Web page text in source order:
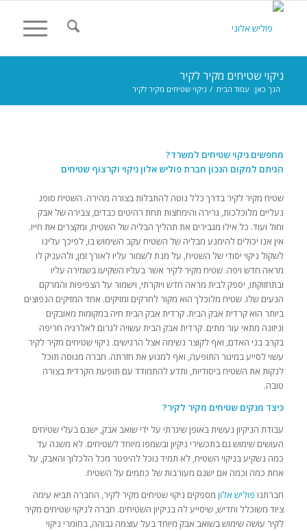
ניקוי שטיחים מקיר לקיר
הנך כאן: עמוד הבית / ניקוי שטיחים מקיר לקיר
מחפשים ניקוי שטיחים למשרד?
הגיתם למקום הנכון חברת פוליש אלון ניקוי וקרצוף שטיחים
שטיח מקיר לקיר בדרך כלל נוטה להתבלות בצורה מהירה. השטיח סופג
נעליים מלוכלכות, גרירה והימחצות תחת רהיטים כבדים, צבירה של אבק
וחול ועוד. כל אילו מגבירים את תהליך הבליה של השטיח, ומקצרים את חייו.
אין אנו יכולים להימנע מבליה של השטיח עקב השימוש בו, לפיכך עלינו
לשקול ניקוי יסודי של השטיח, על מנת לשמור עליו לאורך זמן, ולהעניק לו
מראה חדש ויפה. שטיח מקיר לקיר אשר בעליו השקיעו בשמירה עליו
ובתחזוקתו, יספק לבית מראה חדש ויוקרתי, וישמור על הצפיפות והמרקם
הנעים שלו. שטיח מלוכלך הוא מקור לחרקים ומזיקים. אחד המזיקים הנפוצים
ביותר הוא קרדית אבק הבית. קרדית אבק הבית חיה במקומות מאובקים
וניזונה מתאי עור מתים. קרדית אבק הבית עשויה לגרום לאלרגיה חריפה
בקרב בני האדם, ואף לקוצר נשימה אצל הרגישים. ניקוי שטיחים מקיר לקיר
עשוי לסייע במיגור התופעה, ואף למנוע את חזרתה. חברה מנוסה תוכל
לנקות את השטיח ביסודיות, ותדע להתמודד עם תופעת הקרדית בצורה
טובה.
כיצד מנקים שטיחים מקיר לקיר?
עבודת הניקיון נעשית באופן שיגרתי על ידי שואב אבק, ישנם בעלי שטיחים
העושים שימוש גם בתכשירי ניקיון ובשמפו מיוחד לשטיחים. לא משנה עד
כמה נשקיע בניקוי השטיח, לא תמיד נוכל להיפטר מכל הלכלוך והאבק, על
אחת כמה וכמה אם ישנם מעורבות של כתמים על השטיח.
חברתנו פוליש אלוןמספקים ניקוי שטיחים מקיר לקיר, החברה תביא עימה
ציוד משוכלל וחדיש, שיסייע לה בניקיון השטיחים. חברה לניקוי שטיחים מקיר
לקיר עושה שימוש בשואב אבק מיוחד בעל עוצמה גבוהה, בחומרי ניקוי